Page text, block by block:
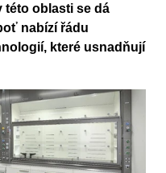
této oblasti se dá
nabízí řádu
které usnadňují